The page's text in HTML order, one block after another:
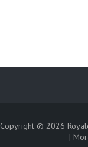
Copyright © 2026
|